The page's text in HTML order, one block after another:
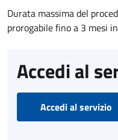
Durata massima del
prorogabile fino a 3 mesi
Accedi al
Accedi al servizio